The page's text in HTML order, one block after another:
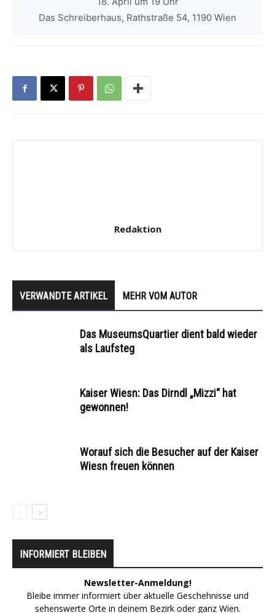
Das Schreiberhaus, Rathstraße 54, 1190 Wien
Redaktion
VERWANDTE ARTIKEL MEHR VOM AUTOR
Das MuseumsQuartier dient bald wieder
als Laufsteg
Kaiser Wiesn: Das Dirndl „Mizzi“ hat
gewonnen!
Worauf sich die Besucher auf der Kaiser
Wiesn freuen können
INFORMIERT BLEIBEN
Newsletter-Anmeldung!
Bleibe immer informiert über aktuelle Geschehnisse und
sehenswerte Orte in deinem Bezirk oder ganz Wien.